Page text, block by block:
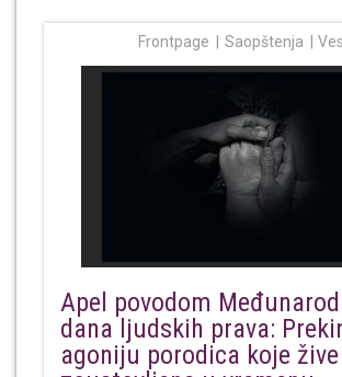
Frontpage Saopštenja
Apel povodom
dana ljudskih prava:
agoniju porodica koje žive